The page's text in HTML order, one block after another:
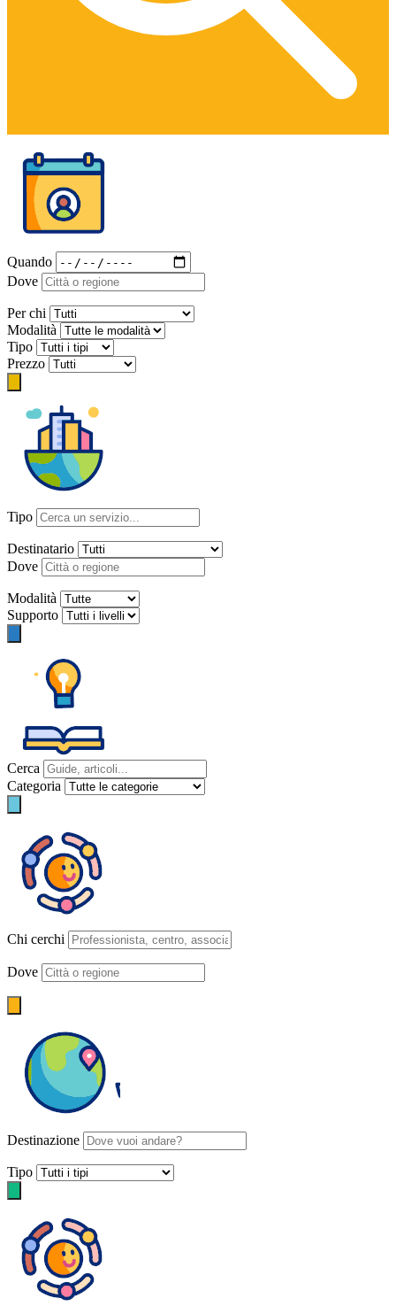
Quando
Dove
Per chi
Modalità
Tipo
Prezzo
Tipo
Destinatario
Dove
Modalità
Supporto
Cerca
Categoria
Chi cerchi
Dove
Destinazione
Tipo